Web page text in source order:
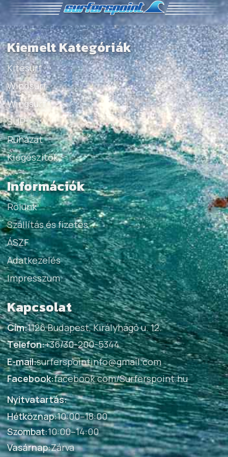
Kiemelt Kategóriák
Kitesurf
Windsurf
Wingsurf
SUP
Ruházat
Kiegészítők
Információk
Rólunk
Szállítás és fizetés
ÁSZF
Adatkezelés
Impresszum
Kapcsolat
Cím:1126 Budapest, Királyhágó u. 12.
Telefon:+36/30-200-5344
E-mail:surferspointinfo@gmail.com
Facebook:facebook.com/Surferspoint.hu
Nyitvatartás:
Hétköznap:10:00–18:00
Szombat:10:00–14:00
Vasárnap:Zárva